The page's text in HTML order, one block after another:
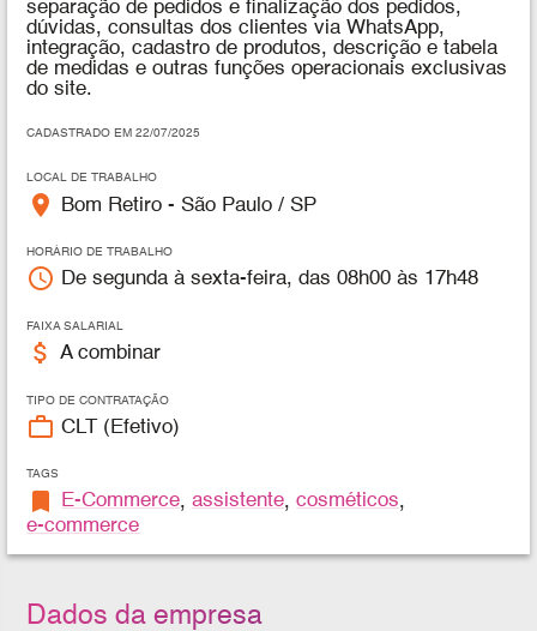
separação de pedidos e finalização dos pedidos,
dúvidas, consultas dos clientes via WhatsApp,
integração, cadastro de produtos, descrição e tabela
de medidas e outras funções operacionais exclusivas
do site.
CADASTRADO EM 22/07/2025
LOCAL DE TRABALHO
place Bom Retiro - São Paulo / SP
HORÁRIO DE TRABALHO
access_time De segunda à sexta-feira, das 08h00 às 17h48
FAIXA SALARIAL
attach_money A combinar
TIPO DE CONTRATAÇÃO
work_outline CLT (Efetivo)
TAGS
bookmark E-Commerce,assistente,cosméticos,
e-commerce
Dados da empresa